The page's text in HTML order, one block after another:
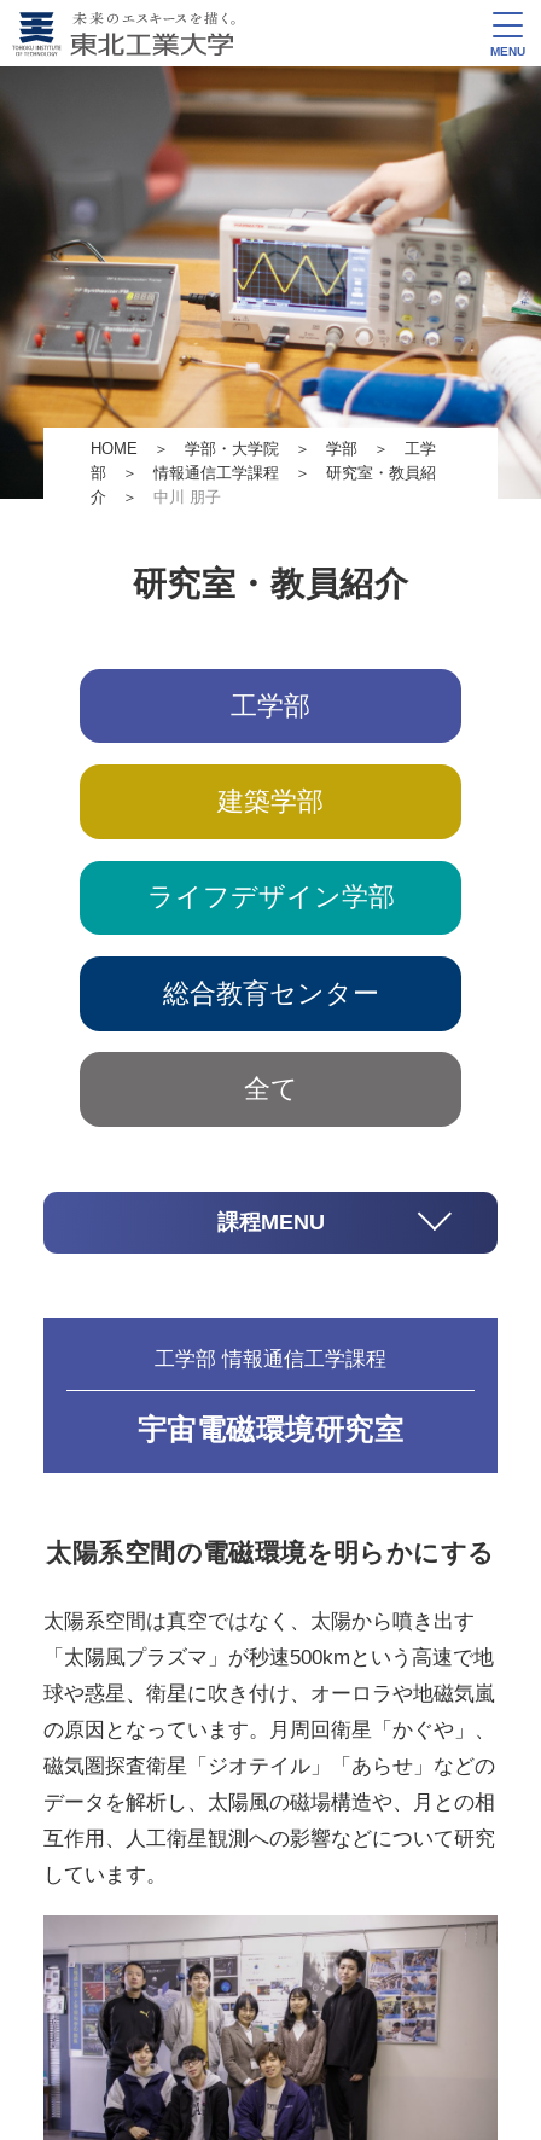
MENU
HOME ＞ 学部・大学院＞ 学部＞ 工学
部＞情報通信工学課程 ＞ 研究室・教員紹
介＞ 中川 朋子
研究室・教員紹介
工学部
建築学部
ライフデザイン学部
総合教育センター
全て
課程MENU
工学部 情報通信工学課程
宇宙電磁環境研究室
太陽系空間の電磁環境を明らかにする
太陽系空間は真空ではなく、太陽から噴き出す
「太陽風プラズマ」が秒速500kmという高速で地
球や惑星、衛星に吹き付け、オーロラや地磁気嵐
の原因となっています。月周回衛星「かぐや」、
磁気圏探査衛星「ジオテイル」「あらせ」などの
データを解析し、太陽風の磁場構造や、月との相
互作用、人工衛星観測への影響などについて研究
しています。